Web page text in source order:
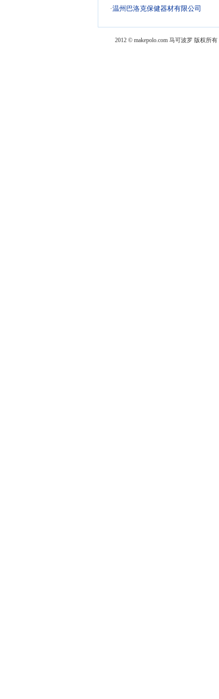
·温州巴洛克保健器材有限公司
2012 © makepolo.com 马可波罗 版权所有